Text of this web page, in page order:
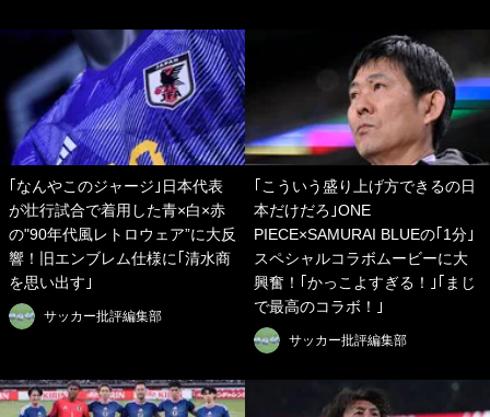
｢なんやこのジャージ｣日本代表
が壮行試合で着用した青×白×赤
の"90年代風レトロウェア”に大反
響！旧エンブレム仕様に｢清水商
を思い出す｣
サッカー批評編集部
｢こういう盛り上げ方できるの日
本だけだろ｣ONE
PIECE×SAMURAI BLUEの｢1分｣
スペシャルコラボムービーに大
興奮！｢かっこよすぎる！｣｢まじ
で最高のコラボ！｣
サッカー批評編集部